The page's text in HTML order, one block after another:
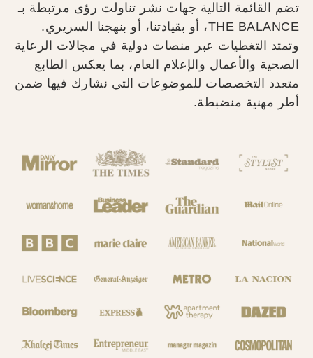
تضم القائمة التالية جهات نشر تناولت رؤى مرتبطة بـ
THE BALANCE، أو بقيادتنا، أو بنهجنا السريري.
وتمتد التغطيات عبر منصات دولية في مجالات الرعاية
الصحية والأعمال والإعلام العام، بما يعكس الطابع
متعدد التخصصات للموضوعات التي نشارك فيها ضمن
أطر مهنية منضبطة.